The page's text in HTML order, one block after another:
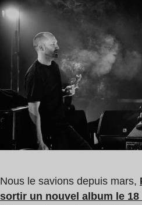
Temps
de
lecture
Paul
Kalkbrenner
Nous le savions depuis mars,
sortir un nouvel album le